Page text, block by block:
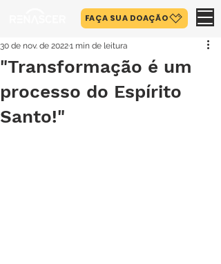
FAÇA SUA DOAÇÃO
"Transformação é um
processo do Espírito
Santo!"
30 de nov. de 20221 min de leitura